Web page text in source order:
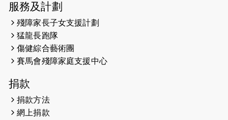
馬拉松與猛龍國際共融大使Lukas
2024-12-31
服務及計劃
殘障家長子女支援計劃
猛龍長跑隊
傷健綜合藝術團
賽馬會殘障家庭支援中心
捐款
捐款方法
網上捐款